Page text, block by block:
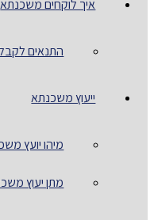
איך לוקחים משכנתא
התנאים
ייעוץ משכנתא
מיהו יועץ
מתן יעוץ